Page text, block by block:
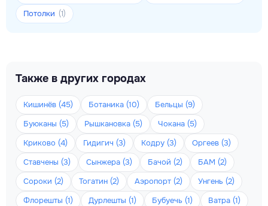
Потолки (1)
Также в других городах
Кишинёв (45) Ботаника (10)
Бельцы (9)
Буюканы (5)
Рышкановка (5)
Чокана (5)
Криково (4)
Гидигич (3) Кодру (3)
Оргеев (3)
Ставчены (3)
Сынжера (3) Бачой (2)
БАМ (2)
Сороки (2)
Тогатин (2) Аэропорт (2)
Унгень (2)
Флорешты (1)
Дурлешты (1) Бубуечь (1)
Ватра (1)